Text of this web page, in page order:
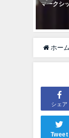
マークシ
ホーム
シェア
Tweet